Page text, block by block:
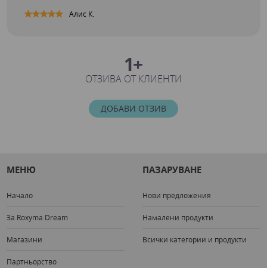
Алис К.
1+
ОТЗИВА ОТ КЛИЕНТИ
ДОБАВИ ОТЗИВ
МЕНЮ
Начало
За Roxyma Dream
Магазини
Партньорство
ПАЗАРУВАНЕ
Нови предложения
Намалени продукти
Всички категории и продукти